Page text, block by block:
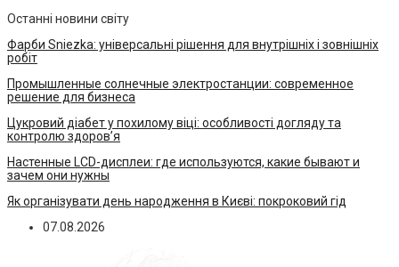
Останні новини світу
Фарби Sniezka: універсальні рішення для внутрішніх і зовнішніх
робіт
Промышленные солнечные электростанции: современное
решение для бизнеса
Цукровий діабет у похилому віці: особливості догляду та
контролю здоров’я
Настенные LCD-дисплеи: где используются, какие бывают и
зачем они нужны
Як організувати день народження в Києві: покроковий гід
07.08.2026